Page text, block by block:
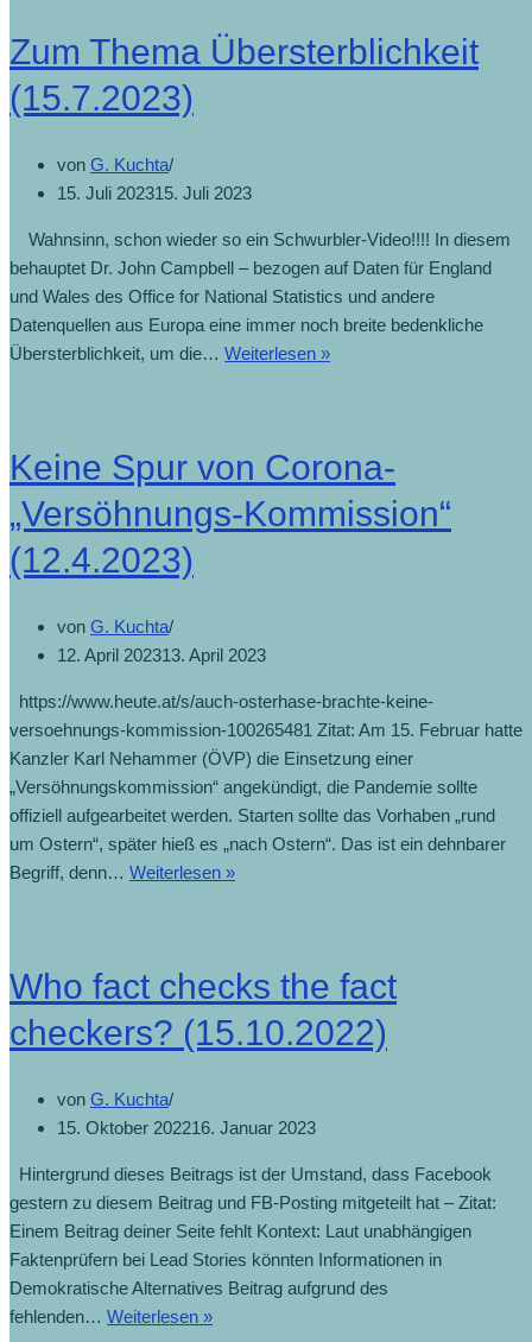
Zum Thema Übersterblichkeit
(15.7.2023)
von G. Kuchta
15. Juli 202315. Juli 2023
Wahnsinn, schon wieder so ein Schwurbler-Video!!!! In diesem
behauptet Dr. John Campbell – bezogen auf Daten für England
und Wales des Office for National Statistics und andere
Datenquellen aus Europa eine immer noch breite bedenkliche
Übersterblichkeit, um die… Weiterlesen »
Keine Spur von Corona-
„Versöhnungs-Kommission“
(12.4.2023)
von G. Kuchta
12. April 202313. April 2023
https://www.heute.at/s/auch-osterhase-brachte-keine-
versoehnungs-kommission-100265481 Zitat: Am 15. Februar hatte
Kanzler Karl Nehammer (ÖVP) die Einsetzung einer
„Versöhnungskommission“ angekündigt, die Pandemie sollte
offiziell aufgearbeitet werden. Starten sollte das Vorhaben „rund
um Ostern“, später hieß es „nach Ostern“. Das ist ein dehnbarer
Begriff, denn… Weiterlesen »
Who fact checks the fact
checkers? (15.10.2022)
von G. Kuchta
15. Oktober 202216. Januar 2023
Hintergrund dieses Beitrags ist der Umstand, dass Facebook
gestern zu diesem Beitrag und FB-Posting mitgeteilt hat – Zitat:
Einem Beitrag deiner Seite fehlt Kontext: Laut unabhängigen
Faktenprüfern bei Lead Stories könnten Informationen in
Demokratische Alternatives Beitrag aufgrund des
fehlenden… Weiterlesen »